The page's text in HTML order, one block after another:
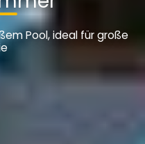
Pool, ideal für große